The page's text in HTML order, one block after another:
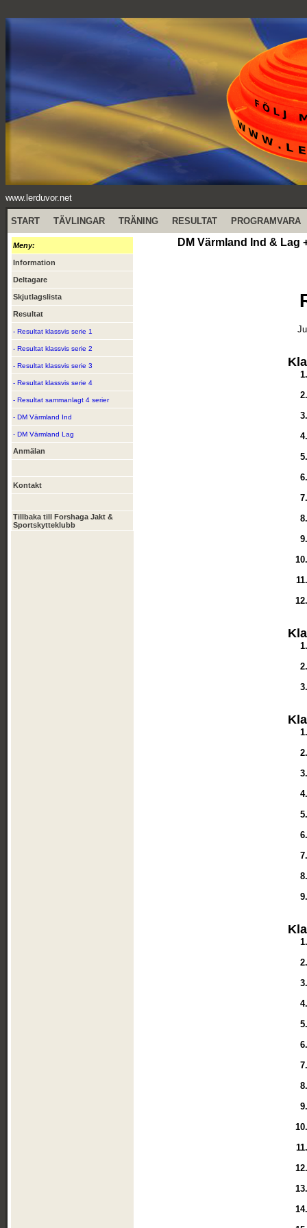
www.lerduvor.net
START TÄVLINGAR TRÄNING RESULTAT PROGRAMVARA
Meny:
Information
Deltagare
Skjutlagslista
Resultat
- Resultat klassvis serie 1
- Resultat klassvis serie 2
- Resultat klassvis serie 3
- Resultat klassvis serie 4
- Resultat sammanlagt 4 serier
- DM Värmland Ind
- DM Värmland Lag
Anmälan
Kontakt
Tillbaka till Forshaga Jakt &
Sportskytteklubb
DM Värmland Ind &